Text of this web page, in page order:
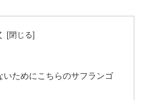
いためにこちらのサフランゴ